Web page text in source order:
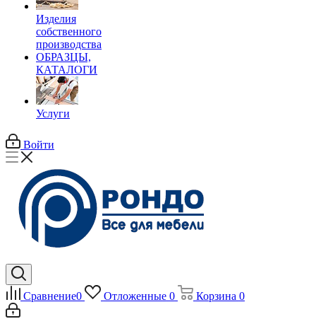
Изделия
собственного
производства
ОБРАЗЦЫ,
КАТАЛОГИ
Услуги
Войти
Сравнение0 Отложенные 0 Корзина 0